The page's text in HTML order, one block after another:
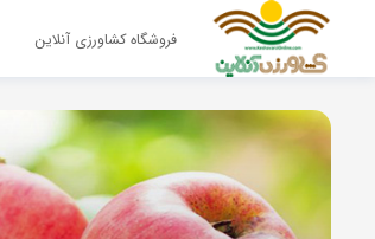
فروشگاه کشاورزی آنلاین